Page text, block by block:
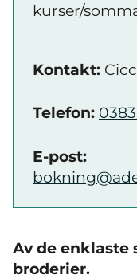
kurser/
Kontakt:
Telefon:
E-post:
Av de enklaste
broderier.